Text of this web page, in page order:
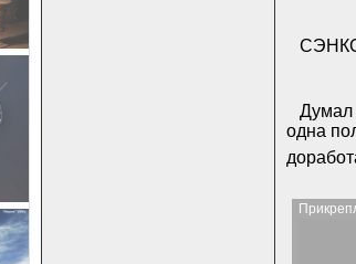
Думал
одна